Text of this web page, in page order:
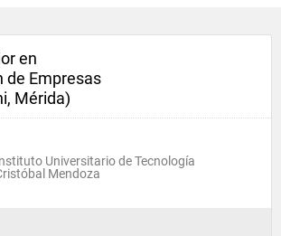
en
de Empresas
Mérida)
Universitario de Tecnología
Mendoza